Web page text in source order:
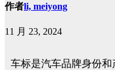
作者li, meiyong
11 月 23, 2024
车标是汽车品牌身份